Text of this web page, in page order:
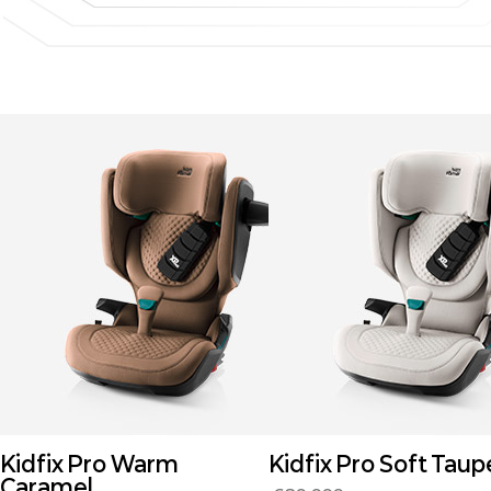
Kidfix Pro Soft Taupe Kidfix Pro Linen